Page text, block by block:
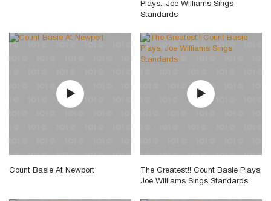
Plays...Joe Williams Sings
Standards
Count Basie At Newport
The Greatest!! Count Basie Plays,
Joe Williams Sings Standards